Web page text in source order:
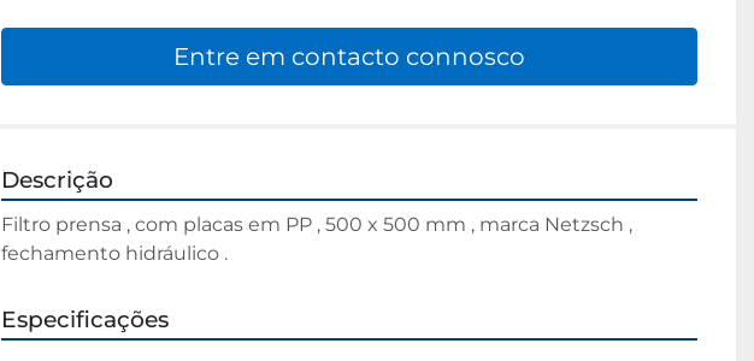
Entre em contacto connosco
Descrição
Filtro prensa , com placas em PP , 500 x 500 mm , marca Netzsch ,
fechamento hidráulico .
Especificações